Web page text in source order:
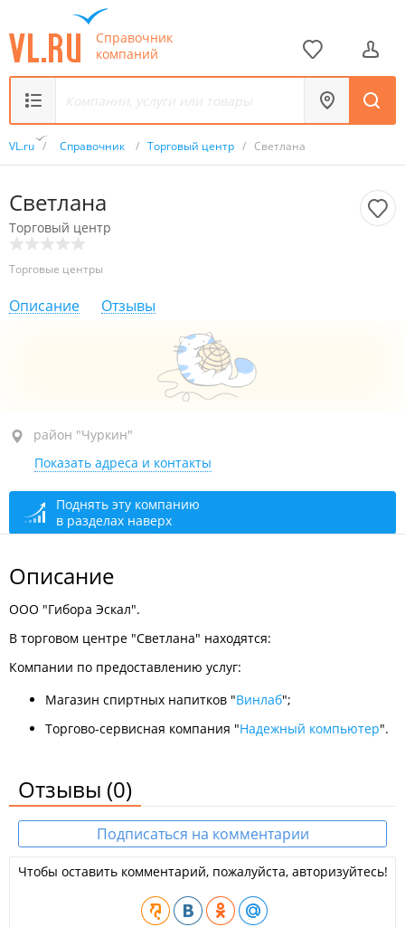
Справочник
компаний
VL.ru / Справочник / Торговый центр / Светлана
Светлана
Торговый центр
Торговые центры
Описание Отзывы
район "Чуркин", ул. Калинина, 269А
сегодня закрыто
район "Чуркин"
Показать адреса и контакты
Поднять эту компанию
в разделах наверх
Описание
ООО "Гибора Эскал".
В торговом центре "Светлана" находятся:
Компании по предоставлению услуг:
Магазин спиртных напитков "Винлаб";
Торгово-сервисная компания "Надежный компьютер".
Отзывы (0)
Подписаться на комментарии
Чтобы оставить комментарий, пожалуйста, авторизуйтесь!